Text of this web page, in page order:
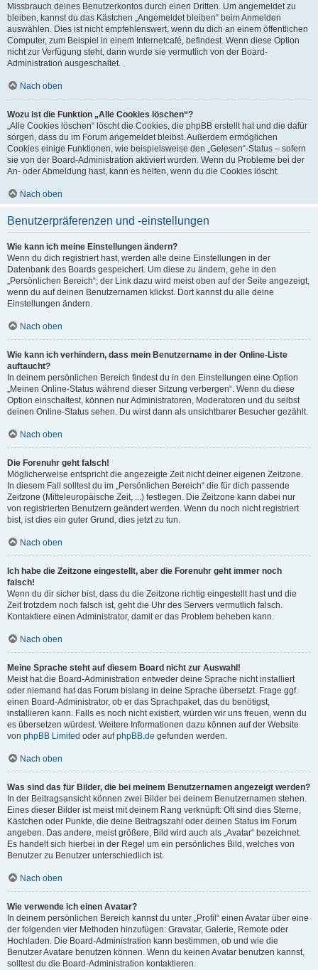
Missbrauch deines Benutzerkontos durch einen Dritten. Um angemeldet zu
bleiben, kannst du das Kästchen „Angemeldet bleiben“ beim Anmelden
auswählen. Dies ist nicht empfehlenswert, wenn du dich an einem öffentlichen
Computer, zum Beispiel in einem Internetcafé, befindest. Wenn diese Option
nicht zur Verfügung steht, dann wurde sie vermutlich von der Board-
Administration ausgeschaltet.
Nach oben
Wozu ist die Funktion „Alle Cookies löschen“?
„Alle Cookies löschen“ löscht die Cookies, die phpBB erstellt hat und die dafür
sorgen, dass du im Forum angemeldet bleibst. Außerdem ermöglichen
Cookies einige Funktionen, wie beispielsweise den „Gelesen“-Status – sofern
sie von der Board-Administration aktiviert wurden. Wenn du Probleme bei der
An- oder Abmeldung hast, kann es helfen, wenn du die Cookies löscht.
Nach oben
Benutzerpräferenzen und -einstellungen
Wie kann ich meine Einstellungen ändern?
Wenn du dich registriert hast, werden alle deine Einstellungen in der
Datenbank des Boards gespeichert. Um diese zu ändern, gehe in den
„Persönlichen Bereich“; der Link dazu wird meist oben auf der Seite angezeigt,
wenn du auf deinen Benutzernamen klickst. Dort kannst du alle deine
Einstellungen ändern.
Nach oben
Wie kann ich verhindern, dass mein Benutzername in der Online-Liste
auftaucht?
In deinem persönlichen Bereich findest du in den Einstellungen eine Option
„Meinen Online-Status während dieser Sitzung verbergen“. Wenn du diese
Option einschaltest, können nur Administratoren, Moderatoren und du selbst
deinen Online-Status sehen. Du wirst dann als unsichtbarer Besucher gezählt.
Nach oben
Die Forenuhr geht falsch!
Möglicherweise entspricht die angezeigte Zeit nicht deiner eigenen Zeitzone.
In diesem Fall solltest du im „Persönlichen Bereich“ die für dich passende
Zeitzone (Mitteleuropäische Zeit, ...) festlegen. Die Zeitzone kann dabei nur
von registrierten Benutzern geändert werden. Wenn du noch nicht registriert
bist, ist dies ein guter Grund, dies jetzt zu tun.
Nach oben
Ich habe die Zeitzone eingestellt, aber die Forenuhr geht immer noch
falsch!
Wenn du dir sicher bist, dass du die Zeitzone richtig eingestellt hast und die
Zeit trotzdem noch falsch ist, geht die Uhr des Servers vermutlich falsch.
Kontaktiere einen Administrator, damit er das Problem beheben kann.
Nach oben
Meine Sprache steht auf diesem Board nicht zur Auswahl!
Meist hat die Board-Administration entweder deine Sprache nicht installiert
oder niemand hat das Forum bislang in deine Sprache übersetzt. Frage ggf.
einen Board-Administrator, ob er das Sprachpaket, das du benötigst,
installieren kann. Falls es noch nicht existiert, würden wir uns freuen, wenn du
es übersetzen würdest. Weitere Informationen dazu können auf der Website
von phpBB Limited oder aufphpBB.de gefunden werden.
Nach oben
Was sind das für Bilder, die bei meinem Benutzernamen angezeigt werden?
In der Beitragsansicht können zwei Bilder bei deinem Benutzernamen stehen.
Eines dieser Bilder ist meist mit deinem Rang verknüpft: Oft sind dies Sterne,
Kästchen oder Punkte, die deine Beitragszahl oder deinen Status im Forum
angeben. Das andere, meist größere, Bild wird auch als „Avatar“ bezeichnet.
Es handelt sich hierbei in der Regel um ein persönliches Bild, welches von
Benutzer zu Benutzer unterschiedlich ist.
Nach oben
Wie verwende ich einen Avatar?
In deinem persönlichen Bereich kannst du unter „Profil“ einen Avatar über eine
der folgenden vier Methoden hinzufügen: Gravatar, Galerie, Remote oder
Hochladen. Die Board-Administration kann bestimmen, ob und wie die
Benutzer Avatare benutzen können. Wenn du keinen Avatar benutzen kannst,
solltest du die Board-Administration kontaktieren.